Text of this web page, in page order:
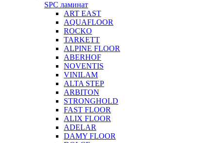
SPC ламинат
ART EAST
AQUAFLOOR
ROCKO
TARKETT
ALPINE FLOOR
ABERHOF
NOVENTIS
VINILAM
ALTA STEP
ARBITON
STRONGHOLD
FAST FLOOR
ALIX FLOOR
ADELAR
DAMY FLOOR